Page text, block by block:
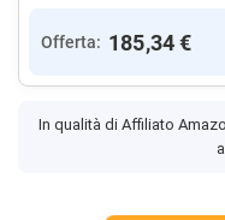
Offerta: 185,34 €
In qualità di Affiliato